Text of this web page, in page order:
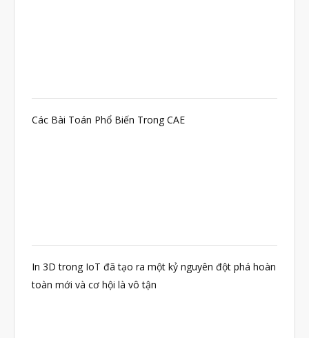
Tháng Mười Hai 2020
Tháng Mười Một 2020
Tháng Năm 2020
Các Bài Toán Phổ Biến Trong CAE
In 3D trong IoT đã tạo ra một kỷ nguyên đột phá hoàn
toàn mới và cơ hội là vô tận